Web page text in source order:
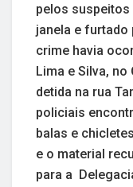
pelos suspeitos
janela e furtado
crime havia
Lima e Silva,
detida na rua
policiais
balas e
e o material
para a